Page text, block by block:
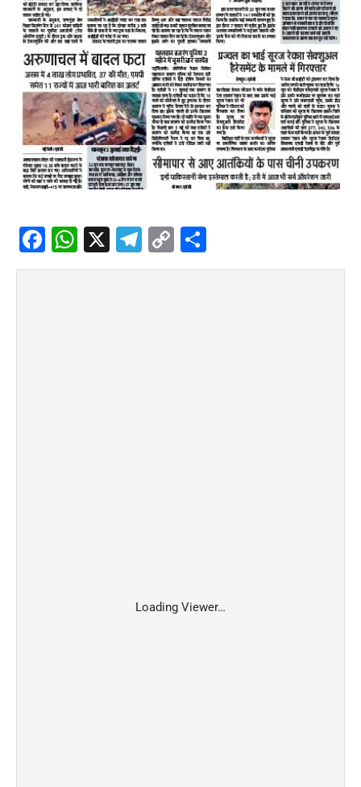
Facebook
WhatsApp
X Telegram
Copy
Link
Loading Viewer…